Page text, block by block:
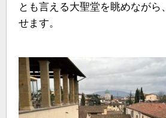
とも言える大聖堂を眺めながら
せます。